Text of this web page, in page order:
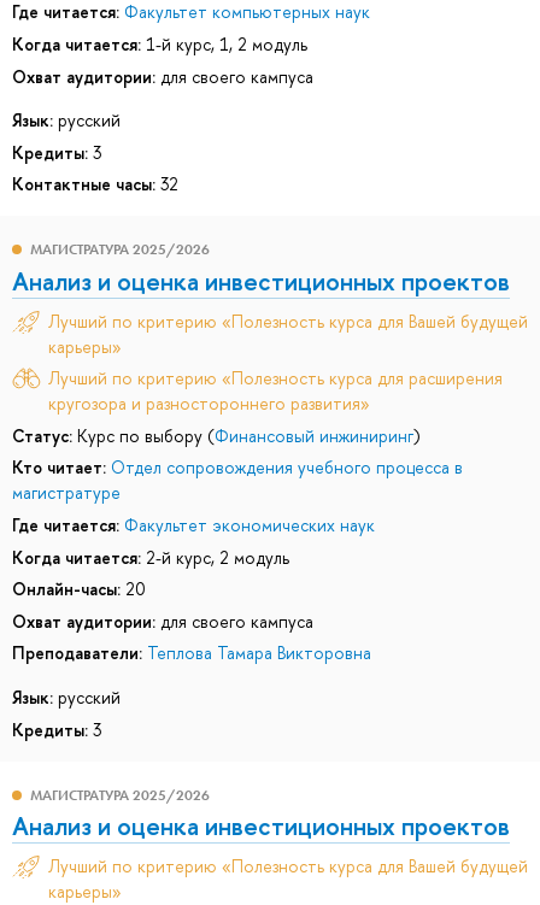
Где читается: Факультет компьютерных наук
Когда читается: 1-й курс, 1, 2 модуль
Охват аудитории: для своего кампуса
Язык: русский
Кредиты: 3
Контактные часы: 32
МАГИСТРАТУРА 2025/2026
Анализ и оценка инвестиционных проектов
Лучший по критерию «Полезность курса для Вашей будущей
карьеры»
Лучший по критерию «Полезность курса для расширения
кругозора и разностороннего развития»
Статус: Курс по выбору (Финансовый инжиниринг)
Кто читает: Отдел сопровождения учебного процесса в
магистратуре
Где читается: Факультет экономических наук
Когда читается: 2-й курс, 2 модуль
Онлайн-часы: 20
Охват аудитории: для своего кампуса
Преподаватели: Теплова Тамара Викторовна
Язык: русский
Кредиты: 3
МАГИСТРАТУРА 2025/2026
Анализ и оценка инвестиционных проектов
Лучший по критерию «Полезность курса для Вашей будущей
карьеры»